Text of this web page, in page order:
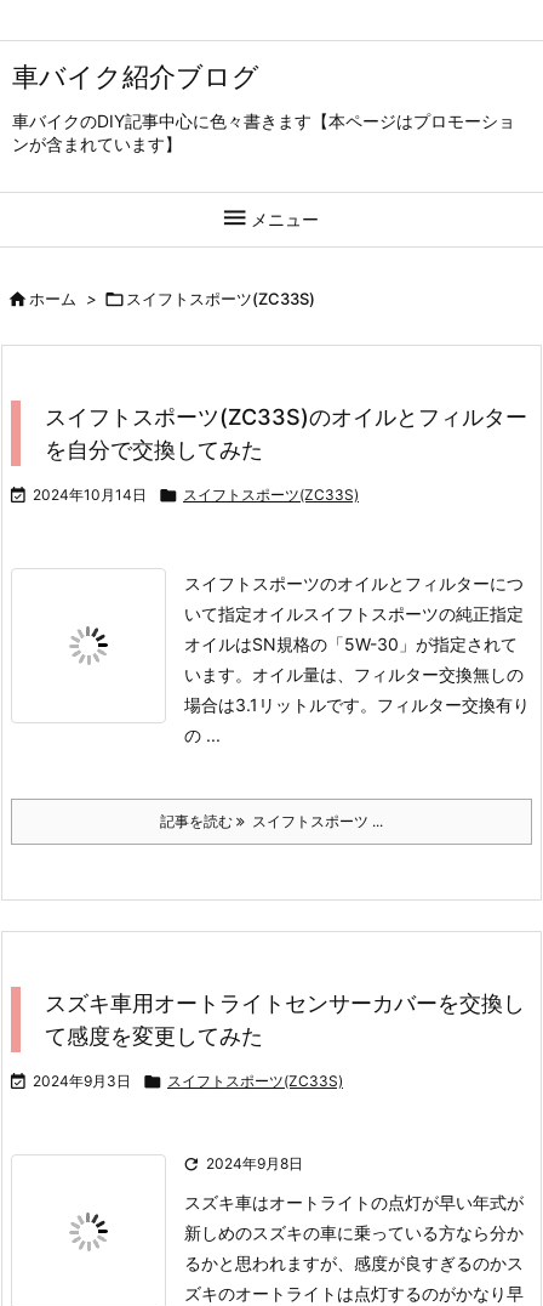
車バイク紹介ブログ
車バイクのDIY記事中心に色々書きます【本ページはプロモーショ
ンが含まれています】
 メニュー
ホーム >  スイフトスポーツ(ZC33S)
スイフトスポーツ(ZC33S)のオイルとフィルター
を自分で交換してみた
 2024年10月14日  スイフトスポーツ(ZC33S)
スイフトスポーツのオイルとフィルターにつ
いて指定オイルスイフトスポーツの純正指定
オイルはSN規格の「5W-30」が指定されて
います。 オイル量は、フィルター交換無しの
場合は3.1リットルです。 フィルター交換有り
の ...
記事を読む スイフトスポーツ ...
スズキ車用オートライトセンサーカバーを交換し
て感度を変更してみた
 2024年9月3日  スイフトスポーツ(ZC33S)
 2024年9月8日
スズキ車はオートライトの点灯が早い年式が
新しめのスズキの車に乗っている方なら分か
るかと思われますが、感度が良すぎるのかス
ズキのオートライトは点灯するのがかなり早